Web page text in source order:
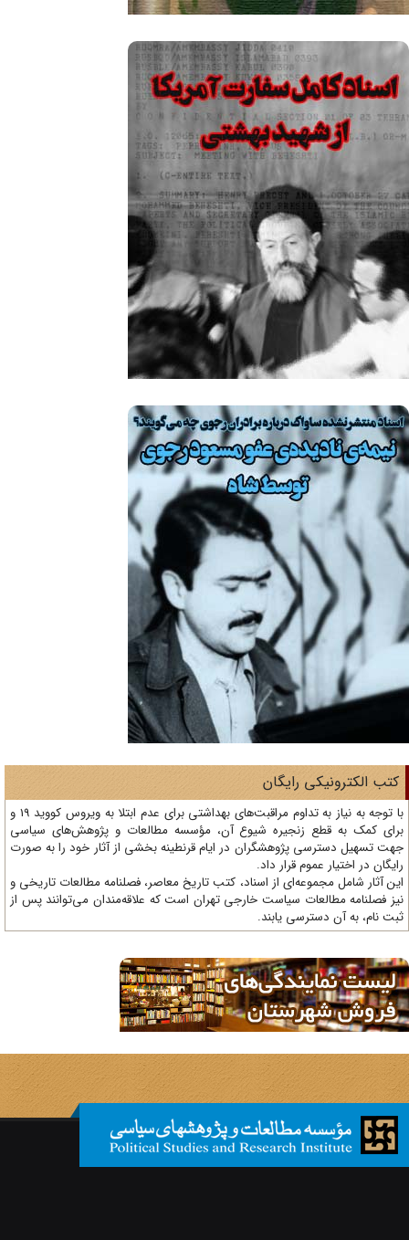
الکترونیکی رایگان
با توجه به نیاز به تداوم مراقبت‌های بهداشتی برای عدم ابتلا به ویروس کووید 19 و
کمک به قطع زنجیره شیوع آن، مؤسسه مطالعات و پژوهش‌های سیاسی
تسهیل دسترسی پژوهشگران در ایام قرنطینه بخشی از آثار خود را به صورت
در اختیار عموم قرار داد.
آثار شامل مجموعه‌ای از اسناد، کتب تاریخ معاصر، فصلنامه‌ مطالعات تاریخی و
فصلنامه مطالعات سیاست خارجی تهران است که علاقه‌مندان می‌توانند پس از
نام، به آن دسترسی یابند.